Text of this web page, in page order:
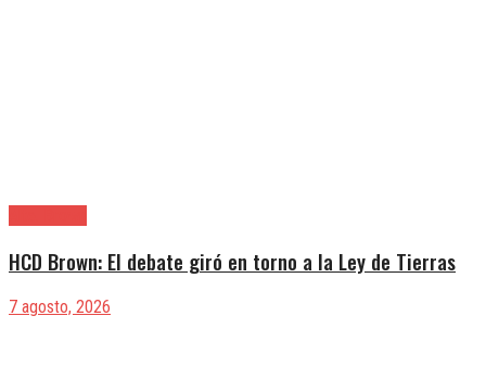
HCD Brown: El debate giró en torno a la Ley de Tierras
7 agosto, 2026